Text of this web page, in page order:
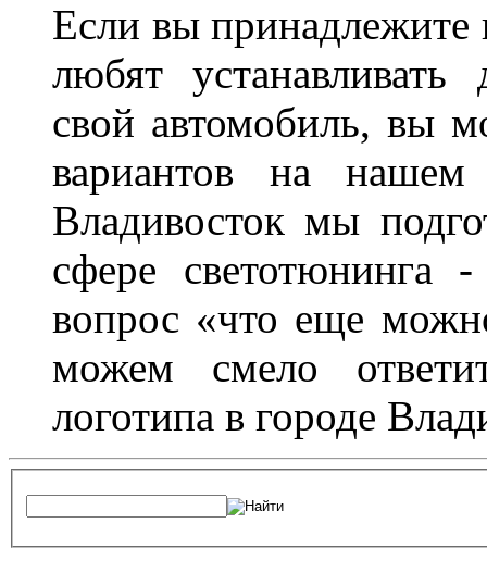
Если вы принадлежите
любят устанавливать
свой автомобиль, вы
вариантов на
Владивосток мы
сфере светотюнинга
вопрос «что еще
можем смело
логотипа в городе